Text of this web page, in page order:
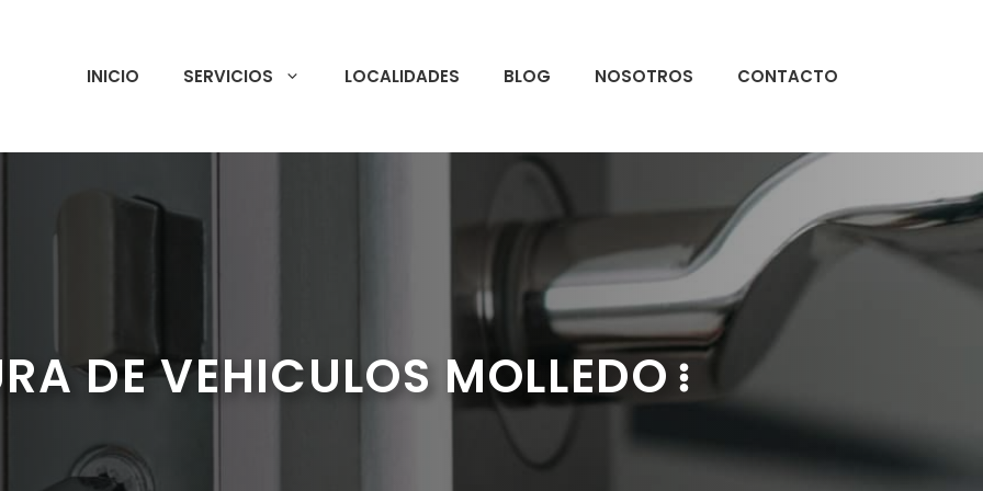
INICIO SERVICIOS LOCALIDADES BLOG NOSOTROS CONTACTO
DE VEHICULOS MOLLEDO